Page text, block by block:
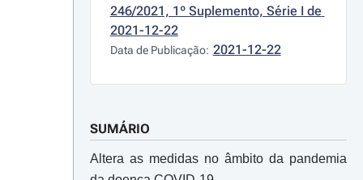
246/2021, 1º Suplemento, Série I de
2021-12-22
Data de Publicação: 2021-12-22
SUMÁRIO
Altera as medidas no âmbito da pandemia